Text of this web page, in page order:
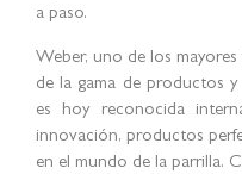
a paso.
Weber, uno de los
de la gama de productos
es hoy reconocida
innovación, productos
en el mundo de la parrilla.